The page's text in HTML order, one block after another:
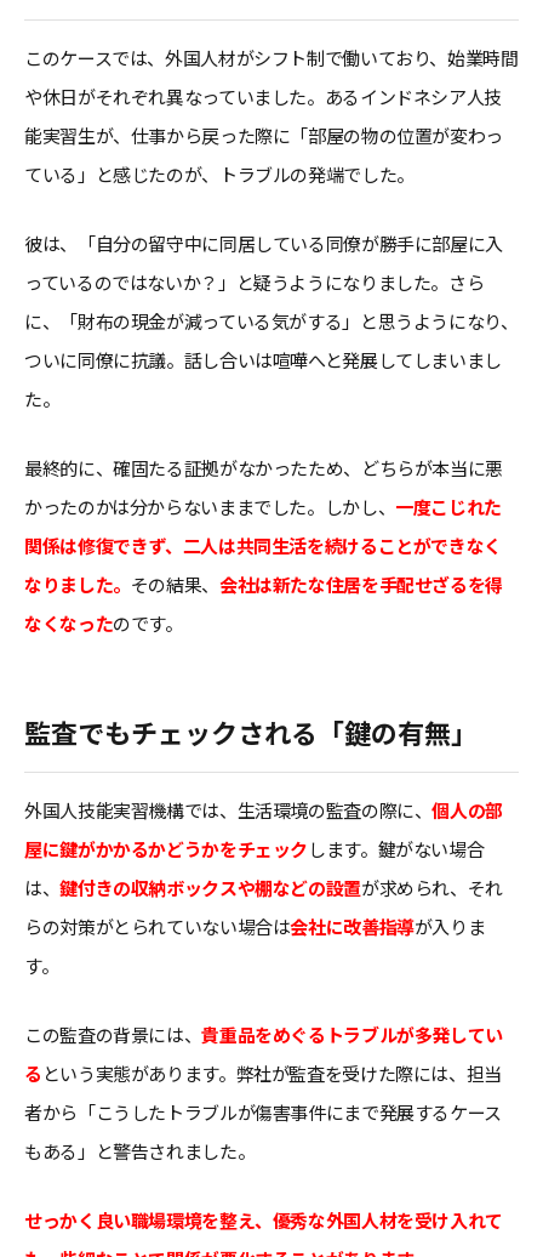
このケースでは、外国人材がシフト制で働いており、始業時間
や休日がそれぞれ異なっていました。あるインドネシア人技
能実習生が、仕事から戻った際に「部屋の物の位置が変わっ
ている」と感じたのが、トラブルの発端でした。
彼は、「自分の留守中に同居している同僚が勝手に部屋に入
っているのではないか？」と疑うようになりました。さら
に、「財布の現金が減っている気がする」と思うようになり、
ついに同僚に抗議。話し合いは喧嘩へと発展してしまいまし
た。
最終的に、確固たる証拠がなかったため、どちらが本当に悪
かったのかは分からないままでした。しかし、 一度こじれた
関係は修復できず、二人は共同生活を続けることができなく
なりました。 その結果、 会社は新たな住居を手配せざるを得
なくなったのです。
監査でもチェックされる「鍵の有無」
外国人技能実習機構では、生活環境の監査の際に、個人の部
屋に鍵がかかるかどうかをチェックします。鍵がない場合
は、鍵付きの収納ボックスや棚などの設置が求められ、それ
らの対策がとられていない場合は会社に改善指導が入りま
す。
この監査の背景には、貴重品をめぐるトラブルが多発してい
る という実態があります。弊社が監査を受けた際には、担当
者から「こうしたトラブルが傷害事件にまで発展するケース
もある」と警告されました。
せっかく良い職場環境を整え、優秀な外国人材を受け入れて